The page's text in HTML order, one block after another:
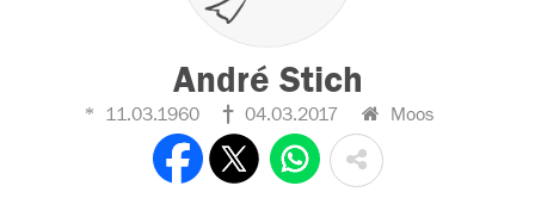
André Stich
11.03.1960 04.03.2017 Moos